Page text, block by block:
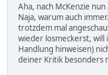
Aha, nach McKenzie
Naja, warum auch
trotzdem mal
wieder losmeckerst, will
Handlung hinweisen)
deiner Kritik besonders